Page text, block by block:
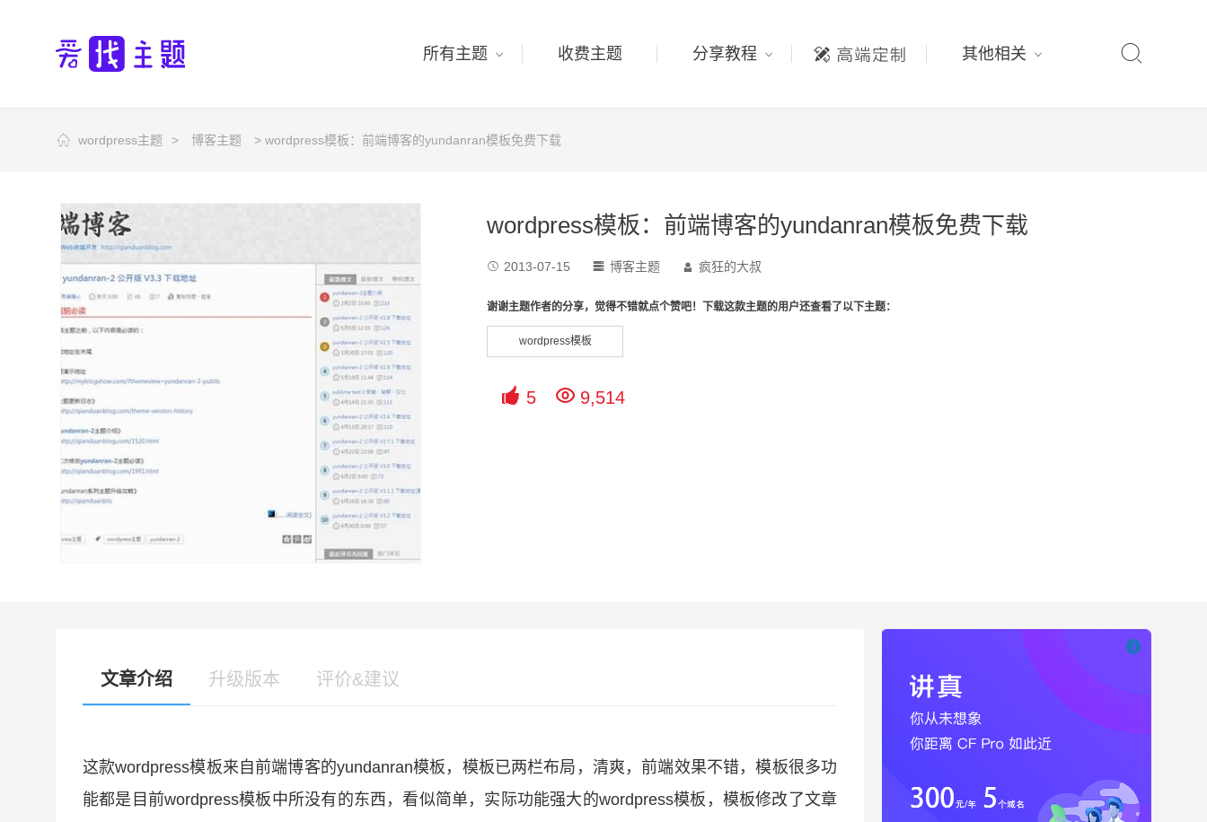
所有主题 收费主题 分享教程 其他相关 
wordpress主题 > 博客主题 > wordpress模板：前端博客的yundanran模板免费下载
wordpress模板：前端博客的yundanran模板免费下载
 2013-07-15  博客主题  疯狂的大叔
谢谢主题作者的分享，觉得不错就点个赞吧！下载这款主题的用户还查看了以下主题：
wordpress模板
 5  9,514
文章介绍 升级版本 评价&建议
这款wordpress模板来自前端博客的yundanran模板，模板已两栏布局，清爽，前端效果不错，模板很多功
能都是目前wordpress模板中所没有的东西，看似简单，实际功能强大的wordpress模板，模板修改了文章
